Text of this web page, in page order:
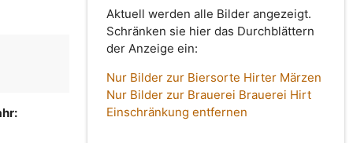
Aktuell werden alle Bilder angezeigt.
Schränken sie hier das Durchblättern
der Anzeige ein:
Nur Bilder zur Biersorte Hirter Märzen
Nur Bilder zur Brauerei Brauerei Hirt
Einschränkung entfernen